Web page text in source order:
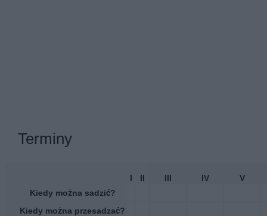
Terminy
I II III IV
V
Kiedy można sadzić?
Kiedy można przesadzać?